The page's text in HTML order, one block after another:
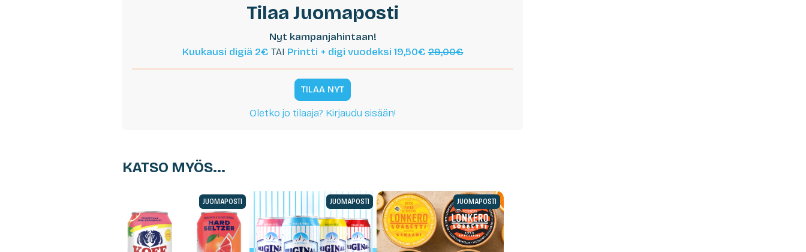
Tilaa Juomaposti
Nyt kampanjahintaan!
Kuukausi digiä 2€ TAI Printti + digi vuodeksi 19,50€29,00€
TILAA NYT
Oletko jo tilaaja? Kirjaudu sisään!
KATSO MYÖS...
JUOMAPOSTI JUOMAPOSTI JUOMAPOSTI